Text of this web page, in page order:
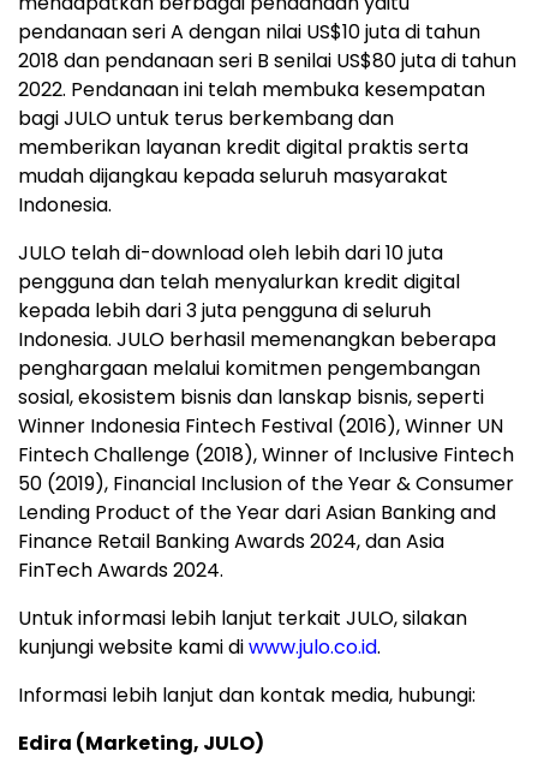
pendanaan seri A dengan nilai US$10 juta di tahun
2018 dan pendanaan seri B senilai US$80 juta di tahun
2022. Pendanaan ini telah membuka kesempatan
bagi JULO untuk terus berkembang dan
memberikan layanan kredit digital praktis serta
mudah dijangkau kepada seluruh masyarakat
Indonesia.
JULO telah di-download oleh lebih dari 10 juta
pengguna dan telah menyalurkan kredit digital
kepada lebih dari 3 juta pengguna di seluruh
Indonesia. JULO berhasil memenangkan beberapa
penghargaan melalui komitmen pengembangan
sosial, ekosistem bisnis dan lanskap bisnis, seperti
Winner Indonesia Fintech Festival (2016), Winner UN
Fintech Challenge (2018), Winner of Inclusive Fintech
50 (2019), Financial Inclusion of the Year & Consumer
Lending Product of the Year dari Asian Banking and
Finance Retail Banking Awards 2024, dan Asia
FinTech Awards 2024.
Untuk informasi lebih lanjut terkait JULO, silakan
kunjungi website kami diwww.julo.co.id.
Informasi lebih lanjut dan kontak media, hubungi:
Edira (Marketing, JULO)